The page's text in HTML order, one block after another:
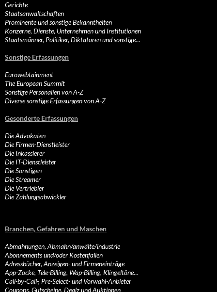
Gerichte
Staatsanwaltschaften
Prominente und sonstige Bekanntheiten
Konzerne, Dienste, Unternehmen und Institutionen
Staatsmänner, Politiker, Diktatoren und sonstige…
Sonstige Erfassungen
Eurowebtainment
The European Summit
Sonstige Personalien von A-Z
Diverse sonstige Erfassungen von A-Z
Gesonderte Erfassungen
Die Advokaten
Die Firmen-Dienstleister
Die Inkassierer
Die IT-Dienstleister
Die Sonstigen
Die Streamer
Die Vertriebler
Die Zahlungsabwickler
Branchen, Gefahren und Maschen
Abmahnungen, Abmahn/anwälte/industrie
Abonnements und/oder Kostenfallen
Adressbücher, Anzeigen- und Firmeneinträge
App-Zocke, Tele-Billing, Wap-Billing, Klingeltöne…
Call-by-Call-, Pre-Select- und Vorwahl-Anbieter
Coupons, Gutscheine, Dealz und Auktionen